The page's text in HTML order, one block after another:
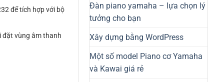
Đàn piano yamaha – lựa chọn lý
tưởng cho bạn
Xây dựng bằng WordPress
Một số model Piano cơ Yamaha
và Kawai giá rẻ
để tích hợp với bộ
đặt vùng âm thanh